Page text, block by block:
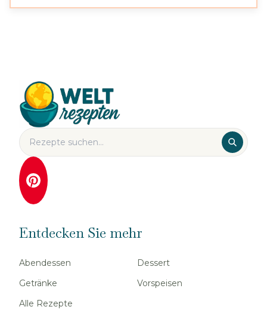
Entdecken Sie mehr
Abendessen
Dessert
Getränke
Vorspeisen
Alle Rezepte